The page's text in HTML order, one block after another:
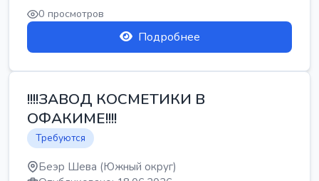
0 просмотров
Подробнее
!!!!ЗАВОД КОСМЕТИКИ В
ОФАКИМЕ!!!!
Требуются
Беэр Шева (Южный округ)